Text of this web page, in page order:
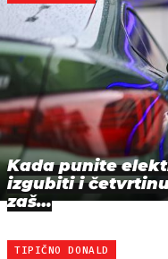
Kada punite
izgubiti i
zaš…
TIPIČNO DONALD